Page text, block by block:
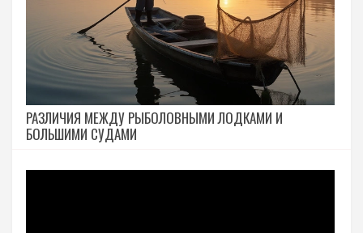
РАЗЛИЧИЯ МЕЖДУ РЫБОЛОВНЫМИ ЛОДКАМИ И
БОЛЬШИМИ СУДАМИ